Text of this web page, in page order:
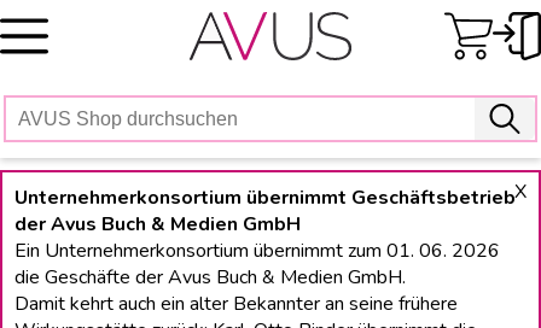
Skip
to
X
Unternehmerkonsortium übernimmt Geschäftsbetrieb
der Avus Buch & Medien GmbH
Ein Unternehmerkonsortium übernimmt zum 01. 06. 2026
die Geschäfte der Avus Buch & Medien GmbH.
Damit kehrt auch ein alter Bekannter an seine frühere